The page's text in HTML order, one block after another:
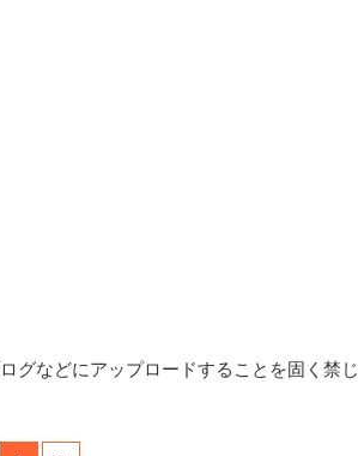
グなどにアップロードすることを固く禁じ
のページ